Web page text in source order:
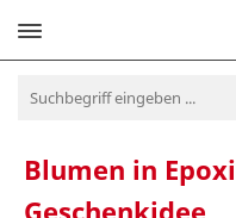
Navigation
Blumen in
Geschenkidee